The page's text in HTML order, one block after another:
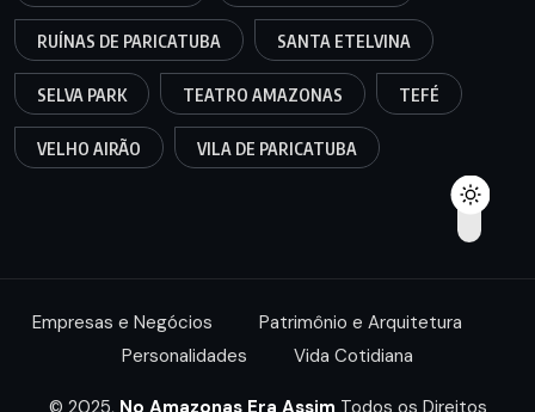
RUÍNAS DE PARICATUBA SANTA ETELVINA
SELVA PARK TEATRO AMAZONAS TEFÉ
VELHO AIRÃO VILA DE PARICATUBA
Empresas e Negócios
Patrimônio e Arquitetura
Personalidades
Vida Cotidiana